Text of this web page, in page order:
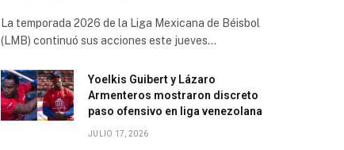
La temporada 2026 de la Liga Mexicana de Béisbol
(LMB) continuó sus acciones este jueves…
Yoelkis Guibert y Lázaro
Armenteros mostraron discreto
paso ofensivo en liga venezolana
JULIO 17, 2026